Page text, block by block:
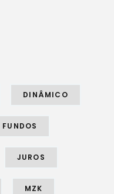
DINÂMICO
FUNDOS
JUROS
MZK